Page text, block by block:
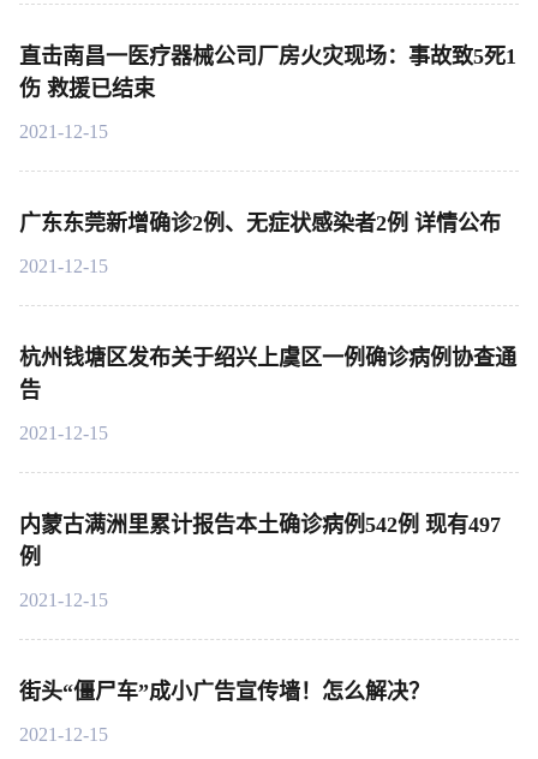
直击南昌一医疗器械公司厂房火灾现场：事故致5死1
伤 救援已结束
2021-12-15
广东东莞新增确诊2例、无症状感染者2例 详情公布
2021-12-15
杭州钱塘区发布关于绍兴上虞区一例确诊病例协查通
告
2021-12-15
内蒙古满洲里累计报告本土确诊病例542例 现有497
例
2021-12-15
街头“僵尸车”成小广告宣传墙！怎么解决？
2021-12-15